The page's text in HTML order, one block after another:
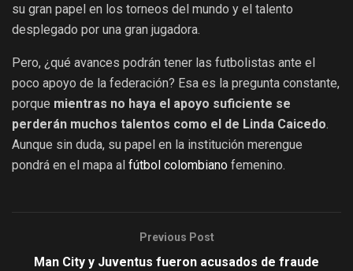
su gran papel en los torneos del mundo y el talento
desplegado por una gran jugadora.
Pero, ¿qué avances podrán tener las futbolistas ante el
poco apoyo de la federación? Esa es la pregunta constante,
porque mientras no haya el apoyo suficiente se
perderán muchos talentos como el de Linda Caicedo.
Aunque sin duda, su papel en la institución merengue
pondrá en el mapa al fútbol colombiano femenino.
Previous Post
Man City y Juventus fueron acusados de fraude